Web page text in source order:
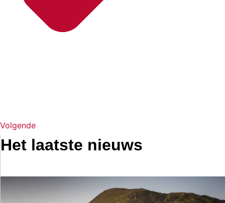
Volgende
Het laatste nieuws